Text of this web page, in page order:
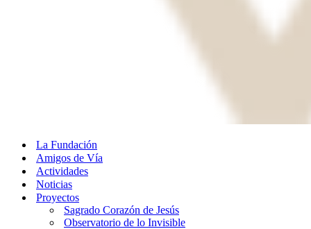
La Fundación
Amigos de Vía
Actividades
Noticias
Proyectos
Sagrado Corazón de Jesús
Observatorio de lo Invisible